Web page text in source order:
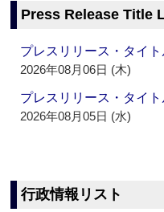
Press Release Title
プレスリリース・タイ
2026年08月06日 (木)
プレスリリース・タイ
2026年08月05日 (水)
行政情報リスト